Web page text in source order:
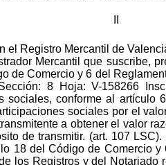
el Registro Mercantil de
Mercantil que suscribe,
de Comercio y 6 del
8 Hoja: V-158266
sociales, conforme al artículo
sociales por el
a obtener el valor
de transmitir. (art. 107
18 del Código de Comercio
los Registros y del Notariado